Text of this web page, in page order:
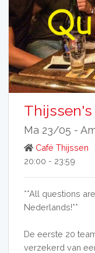
Ma 23/05 -
Café Thijssen
20:00 - 23:59
**All questions
Nederlands!**
De eerste 20
verzekerd van